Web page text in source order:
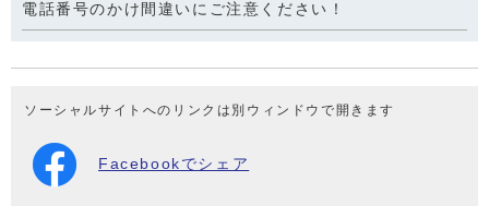
電話番号のかけ間違いにご注意ください！
ソーシャルサイトへのリンクは別ウィンドウで開きます
Facebookでシェア